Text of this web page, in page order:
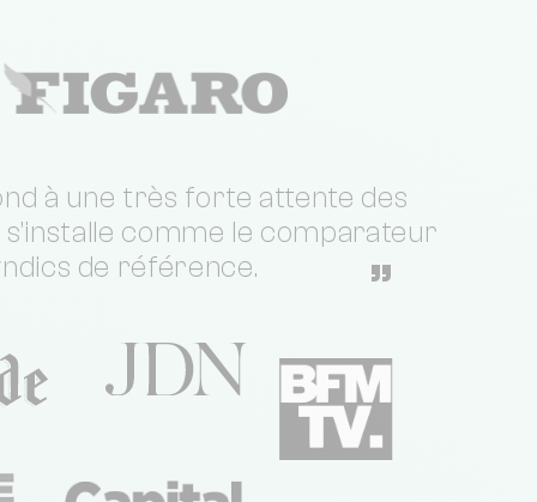
à une très forte attente des
comme le comparateur
de référence.
”